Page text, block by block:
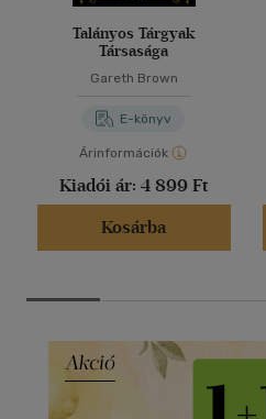
Talányos Tárgyak
Társasága
Gareth Brown
E-könyv
Árinformációk
Kiadói ár: 4 899 Ft
Kosárba